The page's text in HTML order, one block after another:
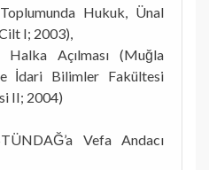
Hukuk, Ünal
I; 2003),
Açılması (Muğla
İdari Bilimler Fakültesi
II; 2004)
Vefa Andacı